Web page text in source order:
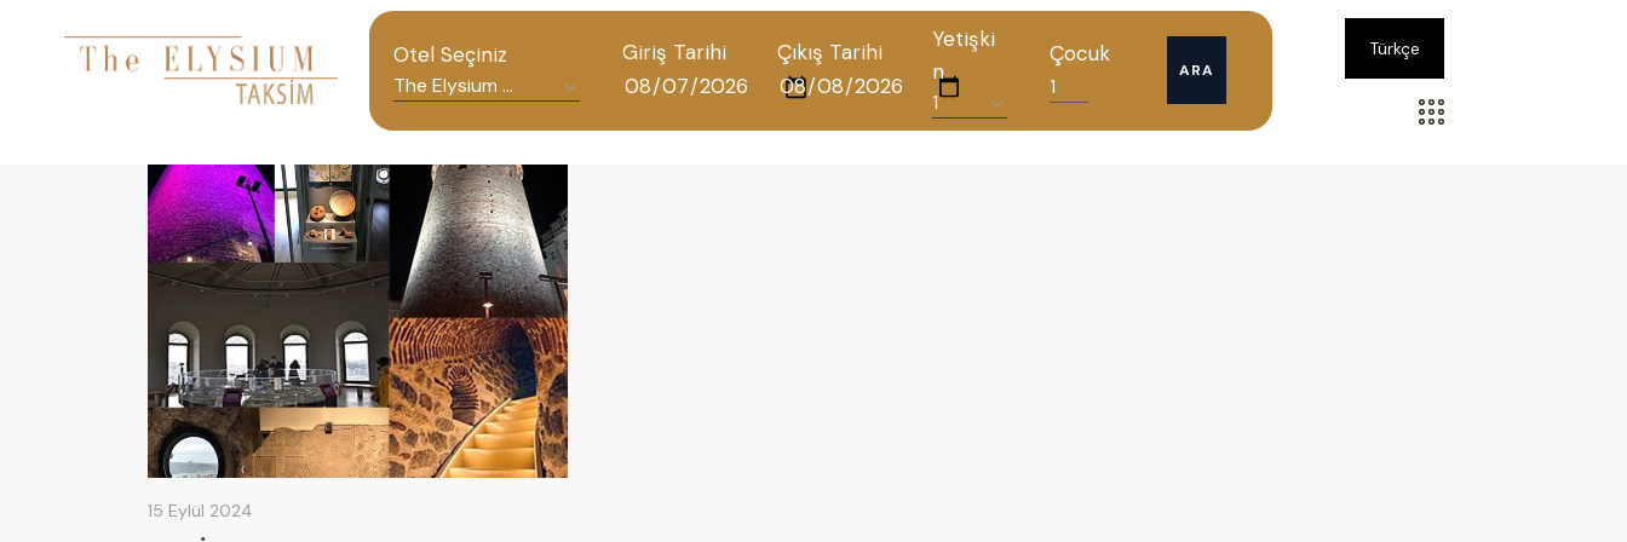
Otel Seçiniz Giriş Tarihi Çıkış Tarihi
Yetişki
n
Çocuk
ARA
Türkçe
15 Eylül 2024
TÜM OTELLERIMIZ